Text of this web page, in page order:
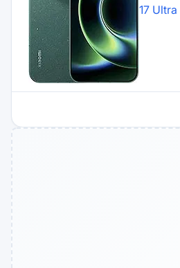
17 Ultra